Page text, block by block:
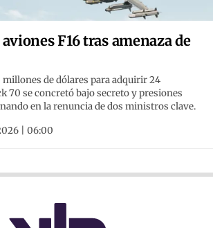
F16 tras amenaza de
millones de dólares para adquirir 24
70 se concretó bajo secreto y presiones
en la renuncia de dos ministros clave.
| 06:00